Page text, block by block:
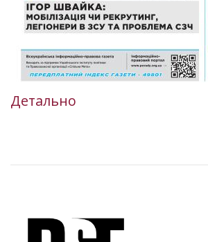
Детально